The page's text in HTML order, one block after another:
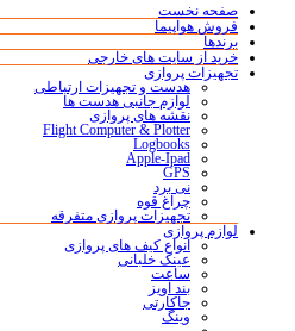
صفحه نخست
فروش هواپیما
برندها
خرید از سایت های خارجی
تجهیزات پروازی
هدست و تجهیزات ارتباطی
لوازم جانبی هدست ها
نقشه های پروازی
Flight Computer & Plotter
Logbooks
Apple-Ipad
GPS
نی برد
چراغ قوه
تجهیزات پروازی متفرقه
لوازم پروازی
انواع کیف های پروازی
عینک خلبانی
ساعت
بند آویز
جاکارتی
وینگ